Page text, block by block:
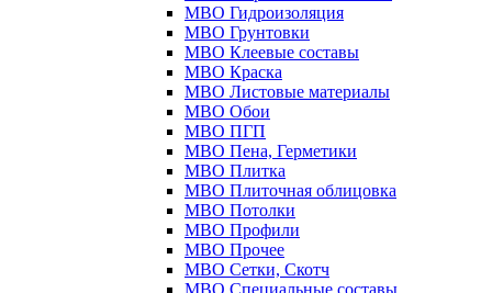
МВО Гидроизоляция
МВО Грунтовки
МВО Клеевые составы
МВО Краска
МВО Листовые материалы
МВО Обои
МВО ПГП
МВО Пена, Герметики
МВО Плитка
МВО Плиточная облицовка
МВО Потолки
МВО Профили
МВО Прочее
МВО Сетки, Скотч
МВО Специальные составы